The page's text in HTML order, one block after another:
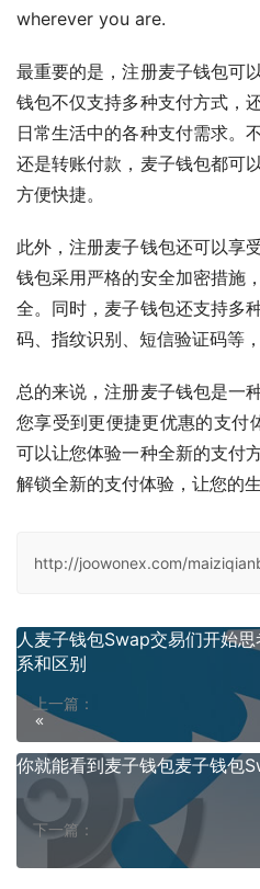
wherever you are.
最重要的是，注册麦子钱包可
钱包不仅支持多种支付方式，
日常生活中的各种支付需求。
还是转账付款，麦子钱包都可
方便快捷。
此外，注册麦子钱包还可以享
钱包采用严格的安全加密措施
全。同时，麦子钱包还支持多
码、指纹识别、短信验证码等
总的来说，注册麦子钱包是一
您享受到更便捷更优惠的支付
可以让您体验一种全新的支付
解锁全新的支付体验，让您的
http://joowonex.com/
上一篇：
人麦子钱包Swap交易们开始
系和区别
下一篇：
你就能看到麦子钱包麦子钱包